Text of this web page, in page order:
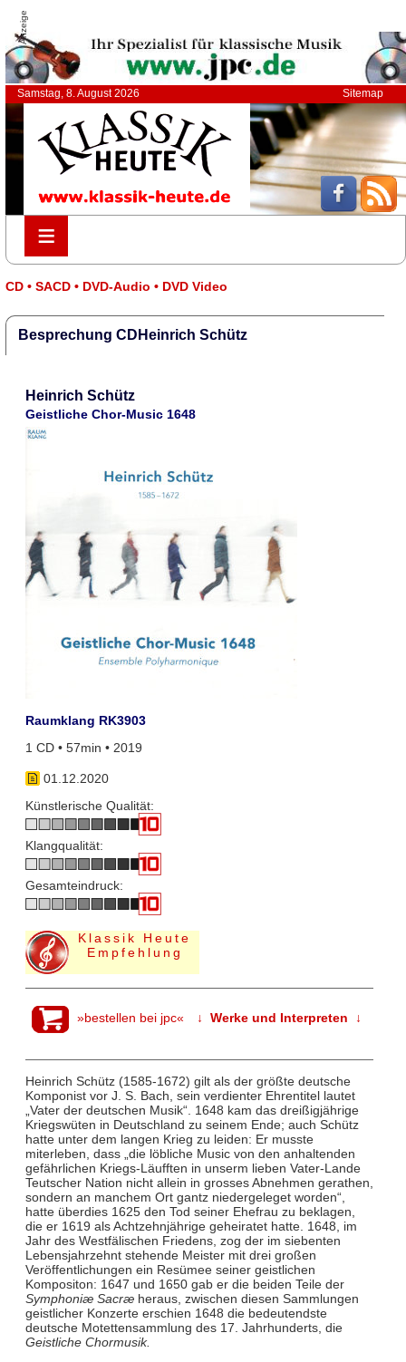
Anzeige
Samstag, 8. August 2026 Sitemap
≡
≡
CD • SACD • DVD-Audio • DVD Video
Besprechung CDHeinrich Schütz
Heinrich Schütz
Geistliche Chor-Music 1648
Raumklang RK3903
1 CD • 57min • 2019
01.12.2020
Künstlerische Qualität:
Klangqualität:
Gesamteindruck:
Klassik Heute
Empfehlung
»bestellen bei jpc« ↓ Werke und Interpreten ↓
Heinrich Schütz (1585-1672) gilt als der größte deutsche
Komponist vor J. S. Bach, sein verdienter Ehrentitel lautet
„Vater der deutschen Musik“. 1648 kam das dreißigjährige
Kriegswüten in Deutschland zu seinem Ende; auch Schütz
hatte unter dem langen Krieg zu leiden: Er musste
miterleben, dass „die löbliche Music von den anhaltenden
gefährlichen Kriegs-Läufften in unserm lieben Vater-Lande
Teutscher Nation nicht allein in grosses Abnehmen gerathen,
sondern an manchem Ort gantz niedergeleget worden“,
hatte überdies 1625 den Tod seiner Ehefrau zu beklagen,
die er 1619 als Achtzehnjährige geheiratet hatte. 1648, im
Jahr des Westfälischen Friedens, zog der im siebenten
Lebensjahrzehnt stehende Meister mit drei großen
Veröffentlichungen ein Resümee seiner geistlichen
Kompositon: 1647 und 1650 gab er die beiden Teile der
Symphoniæ Sacræheraus, zwischen diesen Sammlungen
geistlicher Konzerte erschien 1648 die bedeutendste
deutsche Motettensammlung des 17. Jahrhunderts, die
Geistliche Chormusik.